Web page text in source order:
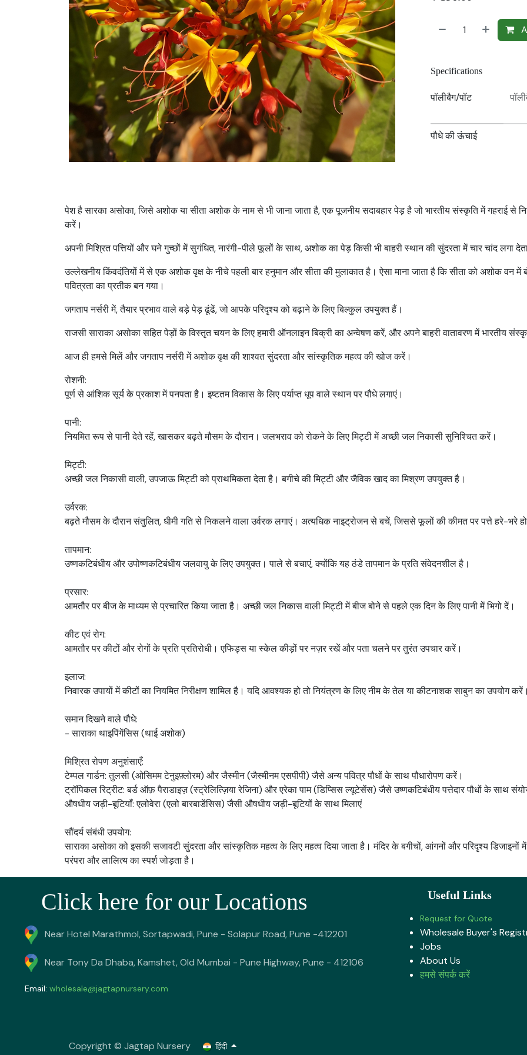
Specifications
पॉलीबैग/पॉट
पौधे की ऊंचाई
पेश है सारका असोका, जिसे अशोक या सीता अशोक के नाम से भी जाना जाता है, एक पूजनीय सदाबहार पेड़ है जो भारतीय संस्कृति में गहराई से
करें।
अपनी मिश्रित पत्तियों और घने गुच्छों में सुगंधित, नारंगी-पीले फूलों के साथ, अशोक का पेड़ किसी भी बाहरी स्थान की सुंदरता में चार चांद लगा
उल्लेखनीय किंवदंतियों में से एक अशोक वृक्ष के नीचे पहली बार हनुमान और सीता की मुलाकात है। ऐसा माना जाता है कि सीता को अशोक वन
पवित्रता का प्रतीक बन गया।
जगताप नर्सरी में, तैयार प्रभाव वाले बड़े पेड़ ढूंढें, जो आपके परिदृश्य को बढ़ाने के लिए बिल्कुल उपयुक्त हैं।
राजसी साराका असोका सहित पेड़ों के विस्तृत चयन के लिए हमारी ऑनलाइन बिक्री का अन्वेषण करें, और अपने बाहरी वातावरण में भारतीय
आज ही हमसे मिलें और जगताप नर्सरी में अशोक वृक्ष की शाश्वत सुंदरता और सांस्कृतिक महत्व की खोज करें।
रोशनी:
पूर्ण से आंशिक सूर्य के प्रकाश में पनपता है। इष्टतम विकास के लिए पर्याप्त धूप वाले स्थान पर पौधे लगाएं।
पानी:
नियमित रूप से पानी देते रहें, खासकर बढ़ते मौसम के दौरान। जलभराव को रोकने के लिए मिट्टी में अच्छी जल निकासी सुनिश्चित करें।
मिट्टी:
अच्छी जल निकासी वाली, उपजाऊ मिट्टी को प्राथमिकता देता है। बगीचे की मिट्टी और जैविक खाद का मिश्रण उपयुक्त है।
उर्वरक:
बढ़ते मौसम के दौरान संतुलित, धीमी गति से निकलने वाला उर्वरक लगाएं। अत्यधिक नाइट्रोजन से बचें, जिससे फूलों की कीमत पर पत्ते हरे-भरे
तापमान:
उष्णकटिबंधीय और उपोष्णकटिबंधीय जलवायु के लिए उपयुक्त। पाले से बचाएं, क्योंकि यह ठंडे तापमान के प्रति संवेदनशील है।
प्रसार:
आमतौर पर बीज के माध्यम से प्रचारित किया जाता है। अच्छी जल निकास वाली मिट्टी में बीज बोने से पहले एक दिन के लिए पानी में भिगो दें।
कीट एवं रोग:
आमतौर पर कीटों और रोगों के प्रति प्रतिरोधी। एफिड्स या स्केल कीड़ों पर नज़र रखें और पता चलने पर तुरंत उपचार करें।
इलाज:
निवारक उपायों में कीटों का नियमित निरीक्षण शामिल है। यदि आवश्यक हो तो नियंत्रण के लिए नीम के तेल या कीटनाशक साबुन का उपयोग करें।
समान दिखने वाले पौधे:
- साराका थाइपिंगेंसिस (थाई अशोक)
मिश्रित रोपण अनुशंसाएँ:
टेम्पल गार्डन: तुलसी (ओसिमम टेनुइफ़्लोरम) और जैस्मीन (जैस्मीनम एसपीपी) जैसे अन्य पवित्र पौधों के साथ पौधारोपण करें।
ट्रॉपिकल रिट्रीट: बर्ड ऑफ़ पैराडाइज़ (स्ट्रेलित्ज़िया रेजिना) और एरेका पाम (डिप्सिस ल्यूटेसेंस) जैसे उष्णकटिबंधीय पत्तेदार पौधों के साथ
औषधीय जड़ी-बूटियाँ: एलोवेरा (एलो बारबाडेंसिस) जैसी औषधीय जड़ी-बूटियों के साथ मिलाएं
सौंदर्य संबंधी उपयोग:
साराका असोका को इसकी सजावटी सुंदरता और सांस्कृतिक महत्व के लिए महत्व दिया जाता है। मंदिर के बगीचों, आंगनों और परिदृश्य
परंपरा और लालित्य का स्पर्श जोड़ता है।
Useful Links
Request for Quote
Wholesale Buyer's
Jobs
About U​s
हमसे संपर्क करें
Click here for our Locations
Near Hotel Marathmol, Sortapwadi, Pune - Solapur Road, Pune -412201
Near Tony Da Dhaba, Kamshet, Old Mumbai - Pune Highway, Pune - 412106
Email: wholesale@jagtapnursery.com
Copyright © Jagtap Nursery हिंदी